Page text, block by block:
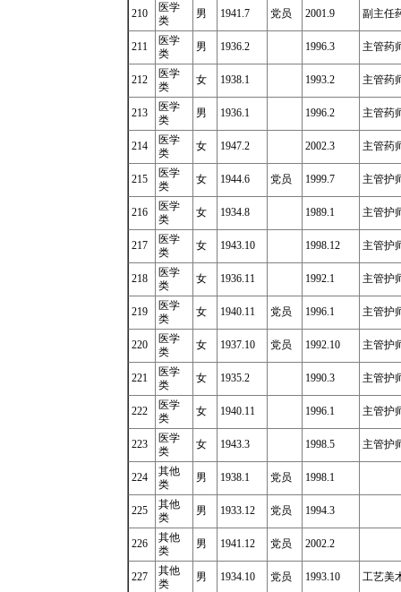
210
医学
类
男 1941.7 党员 2001.9 副主任
211
医学
类
男 1936.2 1996.3 主管药
212
医学
类
女 1938.1 1993.2 主管药
213
医学
类
男 1936.1 1996.2 主管药
214
医学
类
女 1947.2 2002.3 主管药
215
医学
类
女 1944.6 党员 1999.7 主管护
216
医学
类
女 1934.8 1989.1 主管护
217
医学
类
女 1943.10 1998.12 主管护
218
医学
类
女 1936.11 1992.1 主管护
219
医学
类
女 1940.11 党员 1996.1 主管护
220
医学
类
女 1937.10 党员 1992.10 主管护
221
医学
类
女 1935.2 1990.3 主管护
222
医学
类
女 1940.11 1996.1 主管护
223
医学
类
女 1943.3 1998.5 主管护
224
其他
类
男 1938.1 党员 1998.1
225
其他
类
男 1933.12 党员 1994.3
226
其他
类
男 1941.12 党员 2002.2
227
其他
类
男 1934.10 党员 1993.10 工艺美